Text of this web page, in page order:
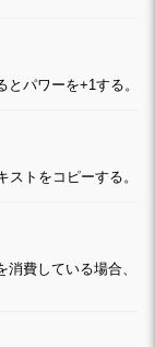
パワーを+1する。
トをコピーする。
費している場合、